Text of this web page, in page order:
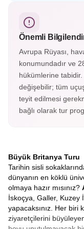
fotoğraflanan
mimarisiyle
Önemli
Avrupa Rüyası,
konumundadır ve
hükümlerine
değişebilir; tüm
teyit edilmesi
bağlı olarak tur
Büyük Britanya Turu
Tarihin sisli
dünyanın en köklü
olmaya hazır mısınız?
İskoçya, Galler, Kuzey
yapacaksınız. Her biri
ziyaretçilerini